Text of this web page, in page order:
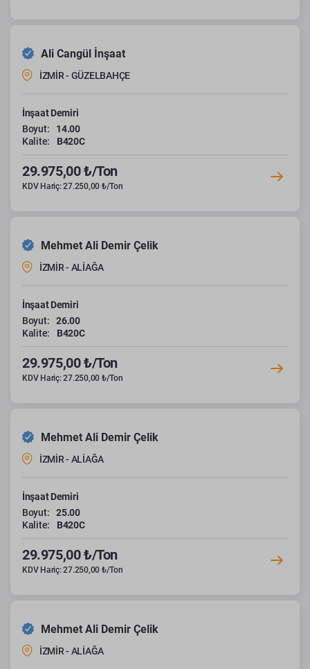
Ali Cangül İnşaat
İZMİR - GÜZELBAHÇE
İnşaat Demiri
Boyut:
14.00
Kalite:
B420C
29.975,00 ₺/Ton
KDV Hariç: 27.250,00 ₺/Ton
Mehmet Ali Demir Çelik
İZMİR - ALİAĞA
İnşaat Demiri
Boyut:
26.00
Kalite:
B420C
29.975,00 ₺/Ton
KDV Hariç: 27.250,00 ₺/Ton
Mehmet Ali Demir Çelik
İZMİR - ALİAĞA
İnşaat Demiri
Boyut:
25.00
Kalite:
B420C
29.975,00 ₺/Ton
KDV Hariç: 27.250,00 ₺/Ton
Mehmet Ali Demir Çelik
İZMİR - ALİAĞA